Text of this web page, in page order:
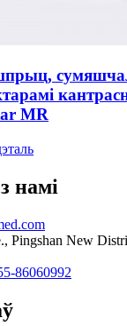
MR
намі
Pingshan New
86060992